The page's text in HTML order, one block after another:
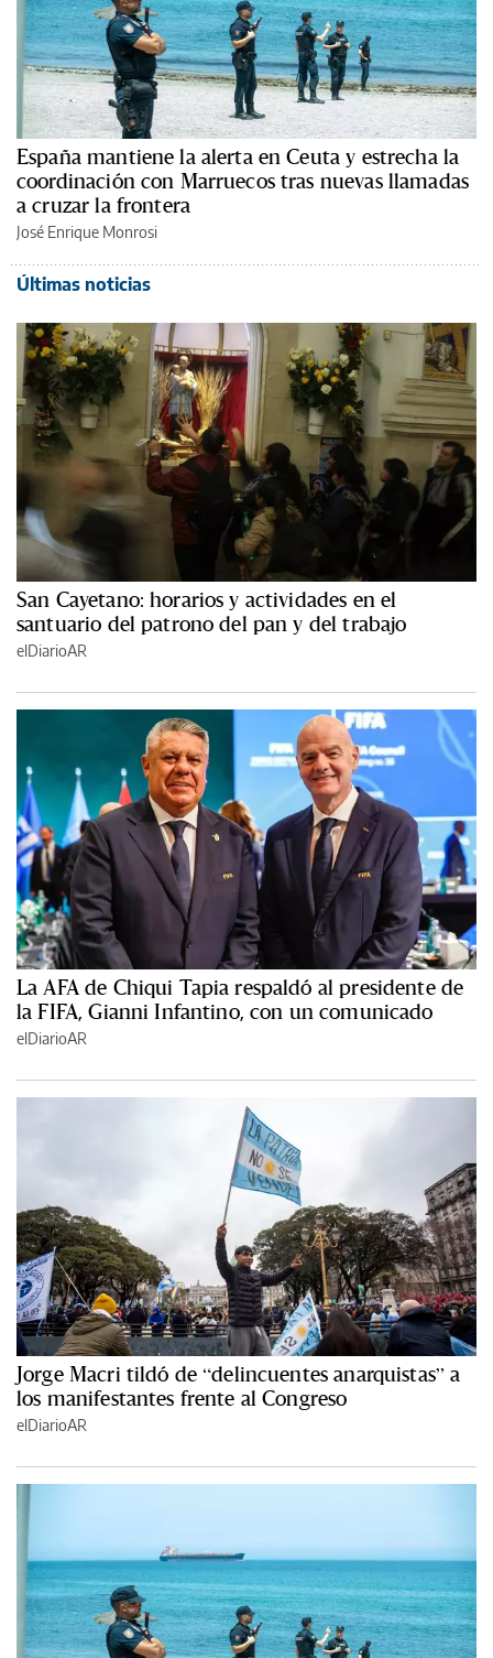
España mantiene la alerta en Ceuta y estrecha la
coordinación con Marruecos tras nuevas llamadas
a cruzar la frontera
José Enrique Monrosi
Últimas noticias
San Cayetano: horarios y actividades en el
santuario del patrono del pan y del trabajo
elDiarioAR
La AFA de Chiqui Tapia respaldó al presidente de
la FIFA, Gianni Infantino, con un comunicado
elDiarioAR
Jorge Macri tildó de “delincuentes anarquistas” a
los manifestantes frente al Congreso
elDiarioAR